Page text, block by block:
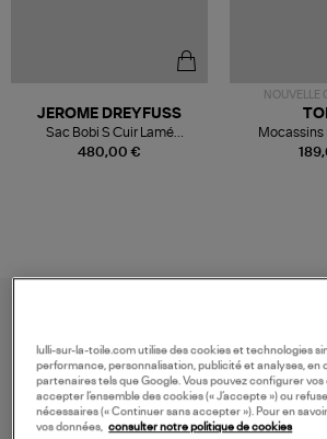
480,00 €
JEROME DREYFUSS
Sac Bobi S Cuir Lamé
Champagne
NOUVELLE
Mocassins
LIVRAISON GRATUITE
lulli-sur-la-toile.com utilise des cookies et technologies
performance, personnalisation, publicité et analyses, en
partenaires tels que Google. Vous pouvez configurer vos
accepter l’ensemble des cookies (« J’accepte ») ou
nécessaires (« Continuer sans accepter »). Pour en
vos données, consulter notre politique de cookies